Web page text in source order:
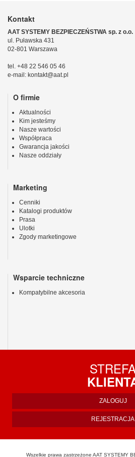
Kontakt
AAT SYSTEMY BEZPIECZEŃSTWA sp. z o.o.
ul. Puławska 431
02-801 Warszawa
tel. +48 22 546 05 46
e-mail: kontakt@aat.pl
O firmie
Aktualności
Kim jesteśmy
Nasze wartości
Współpraca
Gwarancja jakości
Nasze oddziały
Marketing
Cenniki
Katalogi produktów
Prasa
Ulotki
Zgody marketingowe
Wsparcie techniczne
Kompatybilne akcesoria
ZALOGUJ
REJESTRACJA
Wszelkie prawa zastrzeżone AAT SYSTEMY